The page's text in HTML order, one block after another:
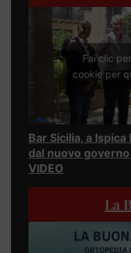
Fai clic
cookie per
Bar Sicilia, a
dal nuovo governo
VIDEO
La